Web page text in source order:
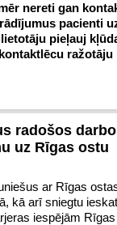
nereti gan
pacienti
pieļauj
ražotāju
radošos
uz Rīgas ostu
ar Rīgas
kā arī sniegtu
iespējām